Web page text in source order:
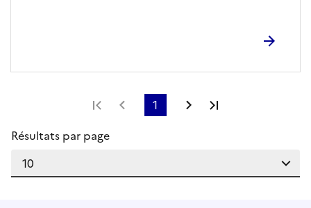
Première page
Page précédente
1 Page suivante
Résultats par page